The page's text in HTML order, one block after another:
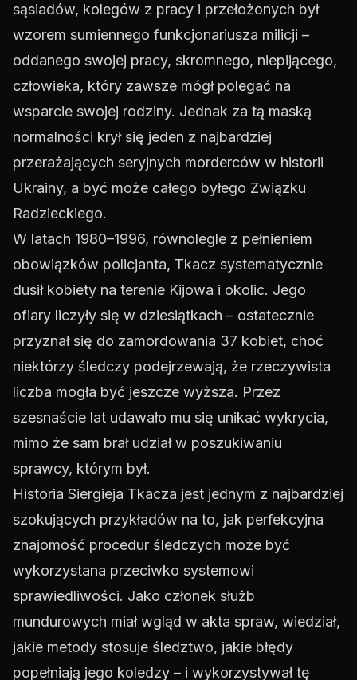
sąsiadów, kolegów z pracy i przełożonych był
wzorem sumiennego funkcjonariusza milicji –
oddanego swojej pracy, skromnego, niepijącego,
człowieka, który zawsze mógł polegać na
wsparcie swojej rodziny. Jednak za tą maską
normalności krył się jeden z najbardziej
przerażających seryjnych morderców w historii
Ukrainy, a być może całego byłego Związku
Radzieckiego.
W latach 1980–1996, równolegle z pełnieniem
obowiązków policjanta, Tkacz systematycznie
dusił kobiety na terenie Kijowa i okolic. Jego
ofiary liczyły się w dziesiątkach – ostatecznie
przyznał się do zamordowania 37 kobiet, choć
niektórzy śledczy podejrzewają, że rzeczywista
liczba mogła być jeszcze wyższa. Przez
szesnaście lat udawało mu się unikać wykrycia,
mimo że sam brał udział w poszukiwaniu
sprawcy, którym był.
Historia Siergieja Tkacza jest jednym z najbardziej
szokujących przykładów na to, jak perfekcyjna
znajomość procedur śledczych może być
wykorzystana przeciwko systemowi
sprawiedliwości. Jako członek służb
mundurowych miał wgląd w akta spraw, wiedział,
jakie metody stosuje śledztwo, jakie błędy
popełniają jego koledzy – i wykorzystywał tę